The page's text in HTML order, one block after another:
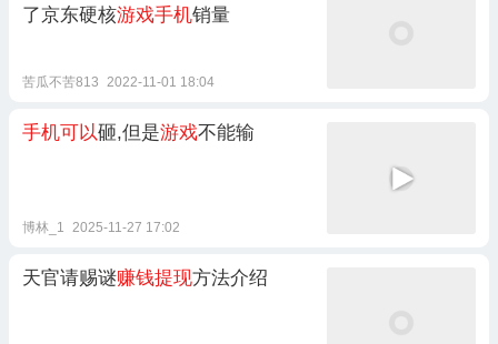
了京东硬核游戏手机销量
苦瓜不苦813 2022-11-01 18:04
手机可以砸,但是游戏不能输
博林_1 2025-11-27 17:02
天官请赐谜赚钱提现方法介绍